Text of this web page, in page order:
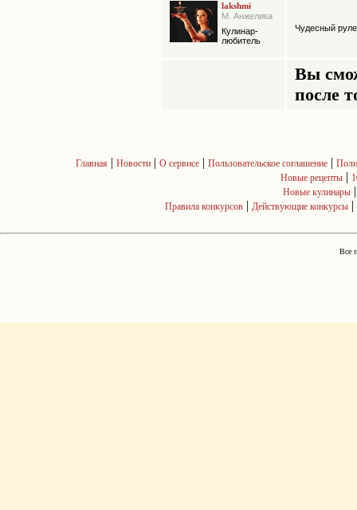
lakshmi
М. Анжелика
Кулинар-
любитель
Чудесный
Вы
после
Главная | Новости| О сервисе| Пользовательское соглашение|
Новые рецепты |
Новые кулинары
Правила конкурсов | Действующие конкурсы |
Все